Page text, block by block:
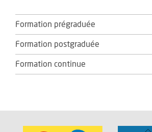
Formation prégraduée
Formation postgraduée
Formation continue